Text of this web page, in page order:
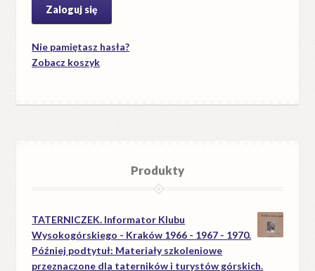
Nie pamiętasz hasła?
Zobacz koszyk
Produkty
TATERNICZEK. Informator Klubu
Wysokogórskiego - Kraków 1966 - 1967 - 1970.
Później podtytuł: Materiały szkoleniowe
przeznaczone dla taterników i turystów górskich.